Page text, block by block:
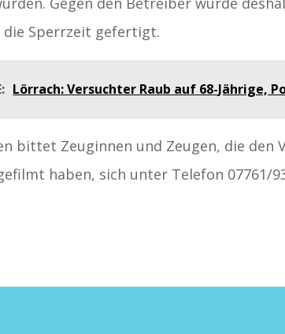
die Sperrzeit gefertigt.
Lörrach: Versuchter Raub auf 68-Jährige,
bittet Zeuginnen und Zeugen, die den
haben, sich unter Telefon 07761/